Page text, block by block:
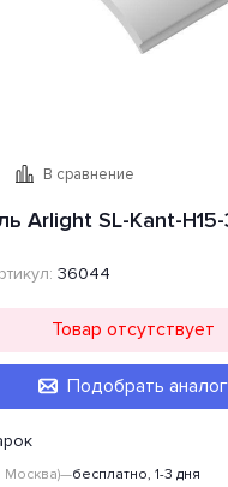
В сравнение
Arlight SL-Kant-
36044
Товар отсутствует
Подобрать аналог
Москва)—бесплатно, 1-3 дня